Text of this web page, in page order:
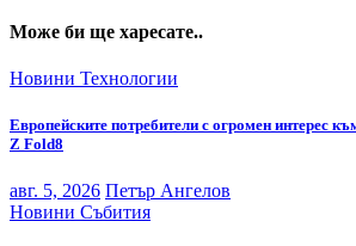
Може би ще харесате..
Новини Технологии
Европейските потребители с огромен интерес
Z Fold8
авг. 5, 2026 Петър Ангелов
Новини Събития